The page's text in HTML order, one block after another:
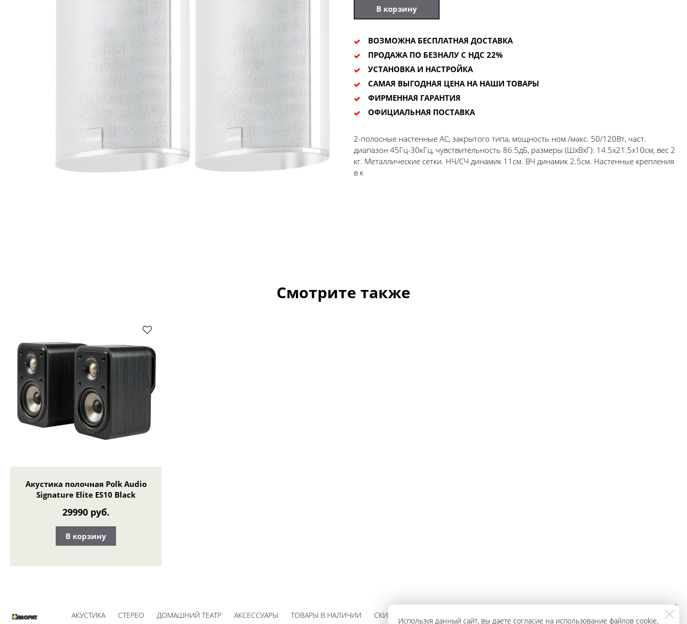
В корзину
ВОЗМОЖНА БЕСПЛАТНАЯ ДОСТАВКА
ПРОДАЖА ПО БЕЗНАЛУ С НДС 22%
УСТАНОВКА И НАСТРОЙКА
САМАЯ ВЫГОДНАЯ ЦЕНА НА НАШИ ТОВАРЫ
ФИРМЕННАЯ ГАРАНТИЯ
ОФИЦИАЛЬНАЯ ПОСТАВКА
2-полосные настенные АС, закрытого типа, мощность ном./макс. 50/120Вт, част.
диапазон 45Гц-30кГц, чувствительность 86.5дБ, размеры (ШхВхГ): 14.5х21.5х10см, вес 2
кг. Металлические сетки. НЧ/СЧ динамик 11см. ВЧ динамик 2.5см. Настенные крепления
в к
Смотрите также
Акустика полочная Polk Audio
Signature Elite ES10 Black
29990 руб.
В корзину
Используя данный сайт, вы даете согласие на использование файлов cookie,
АКУСТИКА СТЕРЕО ДОМАШНИЙ ТЕАТР АКСЕССУАРЫ ТОВАРЫ В НАЛИЧИИ
СКИДКИ
+79965943296
ЗАКАЗАТЬ